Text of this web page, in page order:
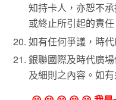
知持卡人，亦恕不
或終止所引起的責任
如有任何爭議，時
銀聯國際及時代廣
及細則之內容。如